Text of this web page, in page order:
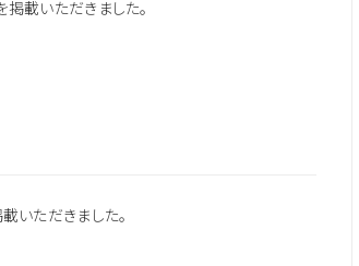
掲載いただきました。
いただきました。